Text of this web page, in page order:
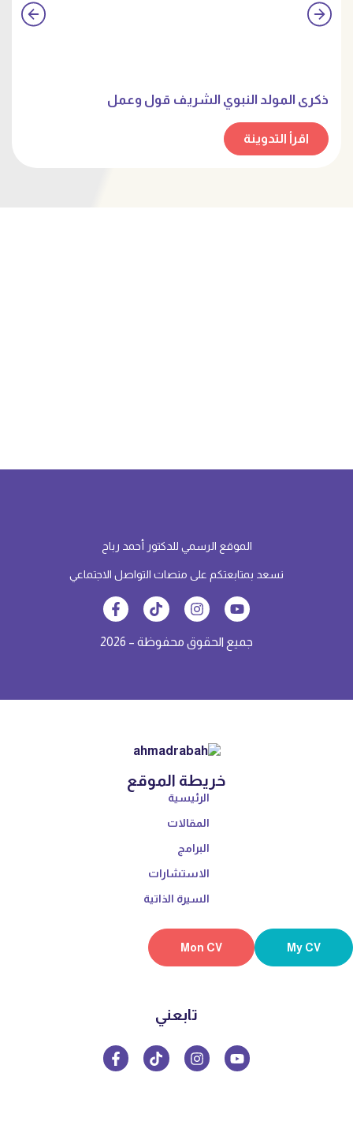
ذكرى المولد النبوي الشريف قول وعمل
اقرأ التدوينة
الموقع الرسمي للدكتور أحمد رباح
نسعد بمتابعتكم على منصات التواصل الاجتماعي
جميع الحقوق محفوظة – 2026
خريطة الموقع
الرئيسية
المقالات
البرامج
الاستشارات
السيرة الذاتية
My CV
Mon CV
تابعني